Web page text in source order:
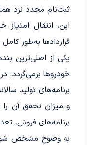
ثبت‌نام مجدد نزد
این، انتقال
قراردادها به‌طور
یکی از اصلی‌ترین
خودروها برمی‌گردد.
برنامه‌های تولید
و میزان تحقق آن را
برنامه‌های فروش،
به وضوح مشخص